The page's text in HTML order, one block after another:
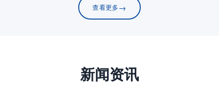
查看更多→
新闻资讯